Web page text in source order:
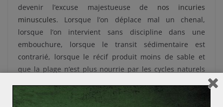
devenir l’excuse majestueuse de nos incuries
minuscules. Lorsque l’on déplace mal un chenal,
lorsque l’on intervient sans discipline dans une
embouchure, lorsque le transit sédimentaire est
contrarié, lorsque le récif produit moins de sable et
que la plage n’est plus nourrie par les cycles naturels
physique, devient la signature topographique d’une